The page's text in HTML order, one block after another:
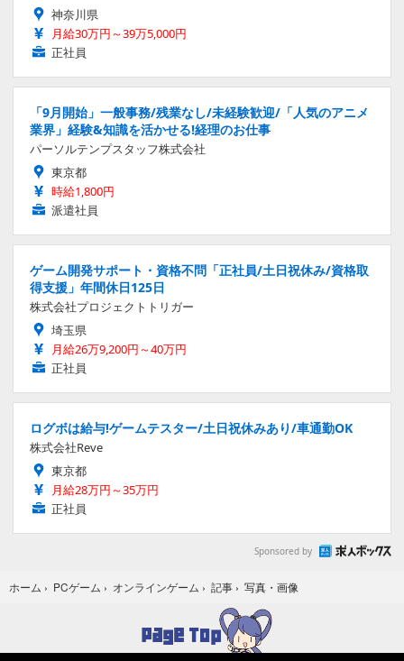
神奈川県
月給30万円～39万5,000円
正社員
「9月開始」一般事務/残業なし/未経験歓迎/「人気のアニメ
業界」経験&知識を活かせる!経理のお仕事
パーソルテンプスタッフ株式会社
東京都
時給1,800円
派遣社員
ゲーム開発サポート・資格不問「正社員/土日祝休み/資格取
得支援」年間休日125日
株式会社プロジェクトトリガー
埼玉県
月給26万9,200円～40万円
正社員
ログボは給与!ゲームテスター/土日祝休みあり/車通勤OK
株式会社Reve
東京都
月給28万円～35万円
正社員
Sponsored by
ホーム › PCゲーム › オンラインゲーム › 記事 › 写真・画像